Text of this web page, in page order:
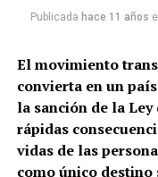
Publicada hace 11 años el
El movimiento
convierta en un
la sanción de la
rápidas
vidas de las
como único